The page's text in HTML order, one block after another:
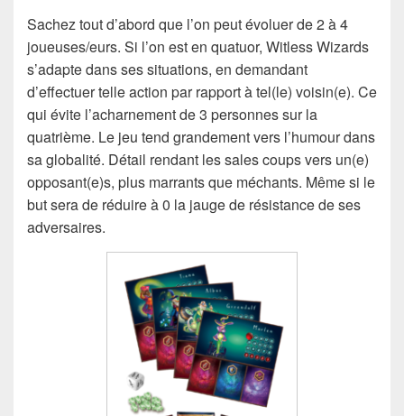
Sachez tout d’abord que l’on peut évoluer de 2 à 4
joueuses/eurs. Si l’on est en quatuor, Witless Wizards
s’adapte dans ses situations, en demandant
d’effectuer telle action par rapport à tel(le) voisin(e). Ce
qui évite l’acharnement de 3 personnes sur la
quatrième. Le jeu tend grandement vers l’humour dans
sa globalité. Détail rendant les sales coups vers un(e)
opposant(e)s, plus marrants que méchants. Même si le
but sera de réduire à 0 la jauge de résistance de ses
adversaires.